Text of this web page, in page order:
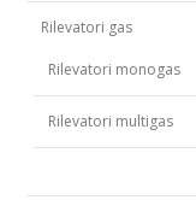
Rilevatori gas
Rilevatori monogas
Rilevatori multigas